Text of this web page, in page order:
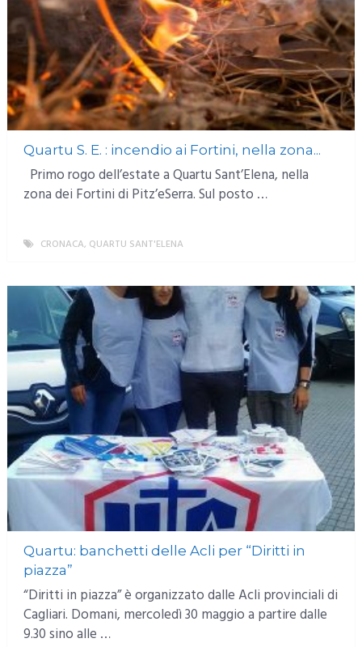
Quartu S. E. : incendio ai Fortini, nella zona...
Primo rogo dell’estate a Quartu Sant’Elena, nella
zona dei Fortini di Pitz’eSerra. Sul posto …
CRONACA, QUARTU SANT'ELENA
Quartu: banchetti delle Acli per “Diritti in
piazza”
“Diritti in piazza” è organizzato dalle Acli provinciali di
Cagliari. Domani, mercoledì 30 maggio a partire dalle
9.30 sino alle …